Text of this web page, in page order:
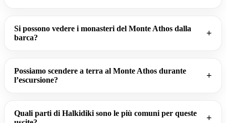
Si possono vedere i monasteri del Monte Athos dalla
barca?
Possiamo scendere a terra al Monte Athos durante
l’escursione?
Quali parti di Halkidiki sono le più comuni per queste